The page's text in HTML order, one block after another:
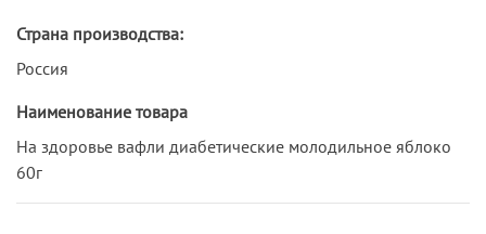
Страна производства:
Россия
Наименование товара
На здоровье вафли диабетические молодильное яблоко
60г